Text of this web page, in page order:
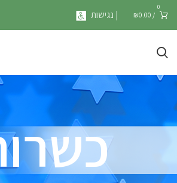
0
/
₪0.00 | נגישות